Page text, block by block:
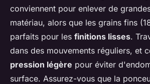
conviennent pour enlever de
matériau, alors que les grains fins
parfaits pour les finitions lisses.
dans des mouvements réguliers, et
pression légère pour éviter
surface. Assurez-vous que la